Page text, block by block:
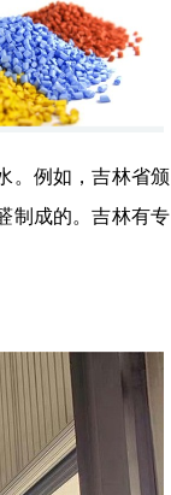
。例如，吉林省颁
制成的。吉林有专